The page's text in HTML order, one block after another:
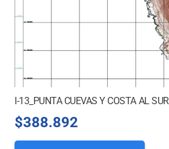
I-13_PUNTA CUEVAS Y COSTA AL SUR
$388.892